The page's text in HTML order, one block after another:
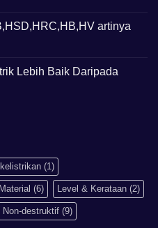
artinya
Lebih Baik Daripada
(1)
(6) Level & Kerataan (2)
Non-destruktif (9)